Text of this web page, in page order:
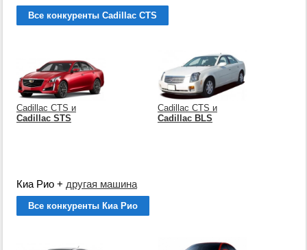
Все конкуренты Cadillac CTS
Cadillac CTS и
Cadillac STS
Cadillac CTS и
Cadillac BLS
Киа Рио + другая машина
Все конкуренты Киа Рио